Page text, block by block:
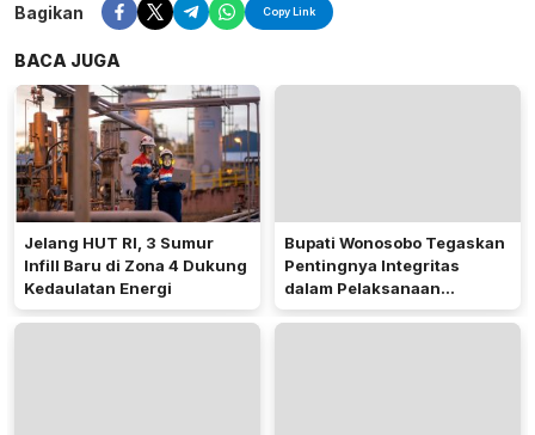
Bagikan Copy Link
BACA JUGA
Jelang HUT RI, 3 Sumur
Infill Baru di Zona 4 Dukung
Kedaulatan Energi
Bupati Wonosobo Tegaskan
Pentingnya Integritas
dalam Pelaksanaan
Pilkades 2026